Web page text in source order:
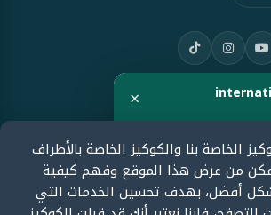
×
بسرعة.
الخاصة بنا والكوكيز الخاصة بالأطراف
من عرض هذا الموقع وفهم كيفية
أفضل، بهدف تحسين الخدمات التي